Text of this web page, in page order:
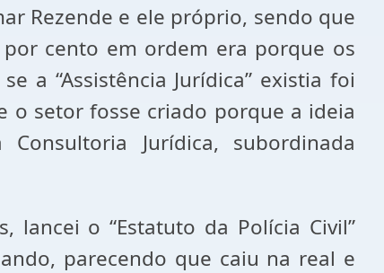
Rezende e ele próprio, sendo que
cento em ordem era porque os
a “Assistência Jurídica” existia foi
o setor fosse criado porque a ideia
Jurídica, subordinada
o “Estatuto da Polícia Civil”
parecendo que caiu na real e